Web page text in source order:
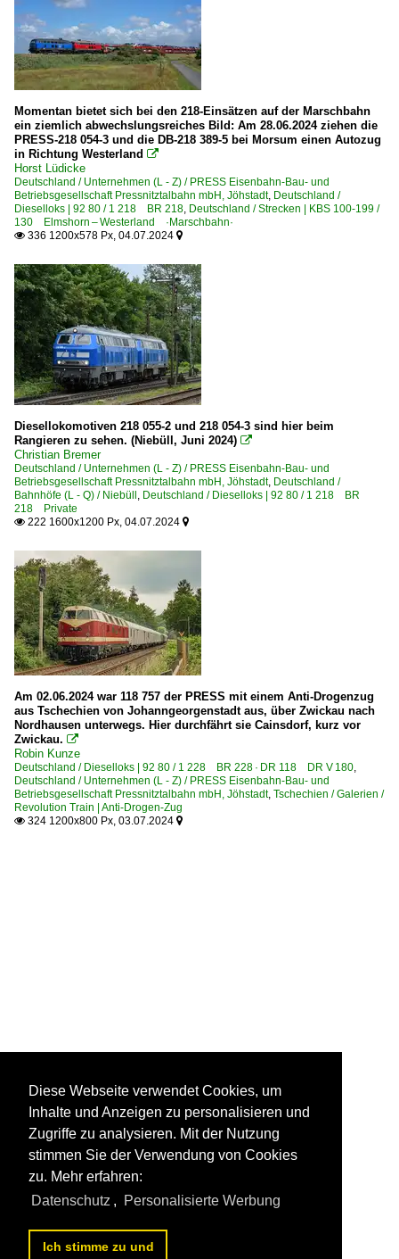
Momentan bietet sich bei den 218-Einsätzen auf der Marschbahn
ein ziemlich abwechslungsreiches Bild: Am 28.06.2024 ziehen die
PRESS-218 054-3 und die DB-218 389-5 bei Morsum einen Autozug
in Richtung Westerland 
Horst Lüdicke
Deutschland / Unternehmen (L - Z) / PRESS Eisenbahn-Bau- und
Betriebsgesellschaft Pressnitztalbahn mbH, Jöhstadt, Deutschland /
Dieselloks | 92 80 / 1 218 BR 218, Deutschland / Strecken | KBS 100-199 /
130 Elmshorn – Westerland ·Marschbahn·
 336 1200x578 Px, 04.07.2024 
Diesellokomotiven 218 055-2 und 218 054-3 sind hier beim
Rangieren zu sehen. (Niebüll, Juni 2024) 
Christian Bremer
Deutschland / Unternehmen (L - Z) / PRESS Eisenbahn-Bau- und
Betriebsgesellschaft Pressnitztalbahn mbH, Jöhstadt, Deutschland /
Bahnhöfe (L - Q) / Niebüll , Deutschland / Dieselloks | 92 80 / 1 218 BR
218 Private
 222 1600x1200 Px, 04.07.2024 
Am 02.06.2024 war 118 757 der PRESS mit einem Anti-Drogenzug
aus Tschechien von Johanngeorgenstadt aus, über Zwickau nach
Nordhausen unterwegs. Hier durchfährt sie Cainsdorf, kurz vor
Zwickau. 
Robin Kunze
Deutschland / Dieselloks | 92 80 / 1 228 BR 228 · DR 118 DR V 180,
Deutschland / Unternehmen (L - Z) / PRESS Eisenbahn-Bau- und
Betriebsgesellschaft Pressnitztalbahn mbH, Jöhstadt, Tschechien / Galerien /
Revolution Train | Anti-Drogen-Zug
 324 1200x800 Px, 03.07.2024 
Diese Webseite verwendet Cookies, um
Inhalte und Anzeigen zu personalisieren und
Zugriffe zu analysieren. Mit der Nutzung
stimmen Sie der Verwendung von Cookies
zu. Mehr erfahren:
Datenschutz , Personalisierte Werbung
Ich stimme zu und